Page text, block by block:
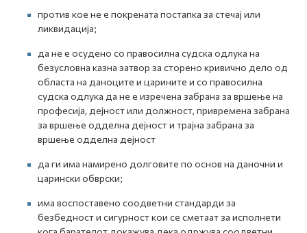
против кое не е покрената постапка за стечај или
ликвидација;
да не е осудено со правосилна судска одлука на
безусловна казна затвор за сторено кривично дело од
областа на даноците и царините и со правосилна
судска одлука да не е изречена забрана за вршење на
професија, дејност или должност, привремена забрана
за вршење одделна дејност и трајна забрана за
вршење одделна дејност
да ги има намирено долговите по основ на даночни и
царински обврски;
има воспоставено соодветни стандарди за
безбедност и сигурност кои се сметаат за исполнети